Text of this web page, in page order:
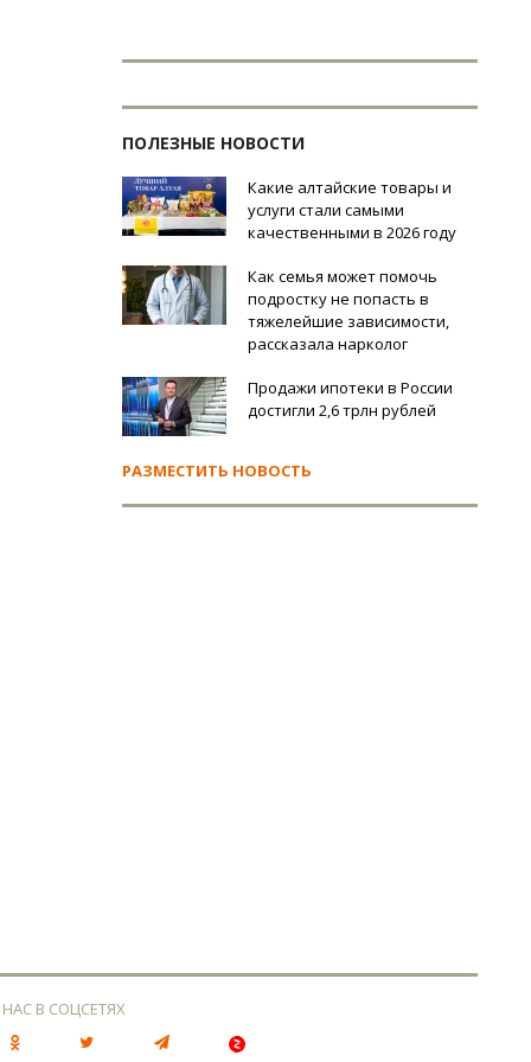
ПОЛЕЗНЫЕ НОВОСТИ
Какие алтайские товары и
услуги стали самыми
качественными в 2026 году
Как семья может помочь
подростку не попасть в
тяжелейшие зависимости,
рассказала нарколог
Продажи ипотеки в России
достигли 2,6 трлн рублей
РАЗМЕСТИТЬ НОВОСТЬ
В СОЦСЕТЯХ